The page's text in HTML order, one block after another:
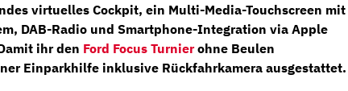
virtuelles Cockpit, ein Multi-Media-Touchscreen mit
DAB-Radio und Smartphone-Integration via Apple
ihr den Ford Focus Turnierohne Beulen
Einparkhilfe inklusive Rückfahrkamera ausgestattet.